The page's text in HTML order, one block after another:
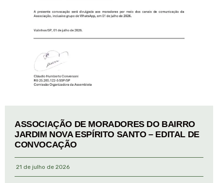
ASSOCIAÇÃO DE MORADORES DO BAIRRO
JARDIM NOVA ESPÍRITO SANTO – EDITAL DE
CONVOCAÇÃO
21 de julho de 2026